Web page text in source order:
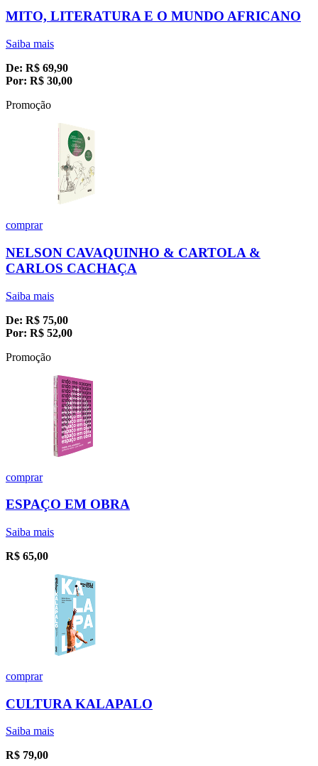
MITO, LITERATURA E O MUNDO AFRICANO
Saiba mais
De: R$ 69,90
Por: R$ 30,00
Promoção
comprar
NELSON CAVAQUINHO & CARTOLA &
CARLOS CACHAÇA
Saiba mais
De: R$ 75,00
Por: R$ 52,00
Promoção
comprar
ESPAÇO EM OBRA
Saiba mais
R$ 65,00
comprar
CULTURA KALAPALO
Saiba mais
R$ 79,00